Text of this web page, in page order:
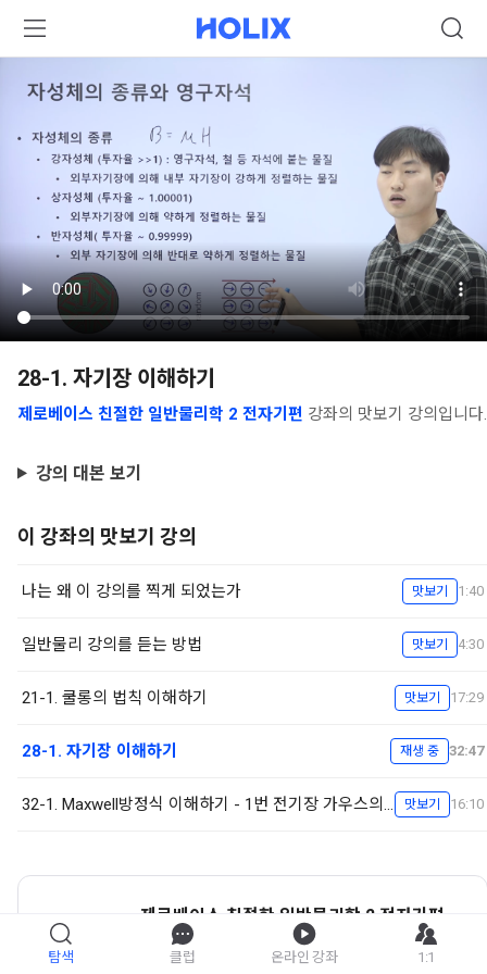
28-1. 자기장 이해하기
제로베이스 친절한 일반물리학 2 전자기편 강좌의 맛보기 강의입니다.
강의 대본 보기
이 강좌의 맛보기 강의
나는 왜 이 강의를 찍게 되었는가 맛보기 1:40
일반물리 강의를 듣는 방법 맛보기 4:30
21-1. 쿨롱의 법칙 이해하기 맛보기 17:29
28-1. 자기장 이해하기 재생 중 32:47
맛보기 16:10
제로베이스 친절한 일반물리학 2 전자기편
강좌 자세히 보기
탐색 클럽 온라인 강좌 1:1